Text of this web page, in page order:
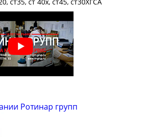
48
50
51
53
54
63.5
ст35, ст 40х, ст45, ст30ХГСА